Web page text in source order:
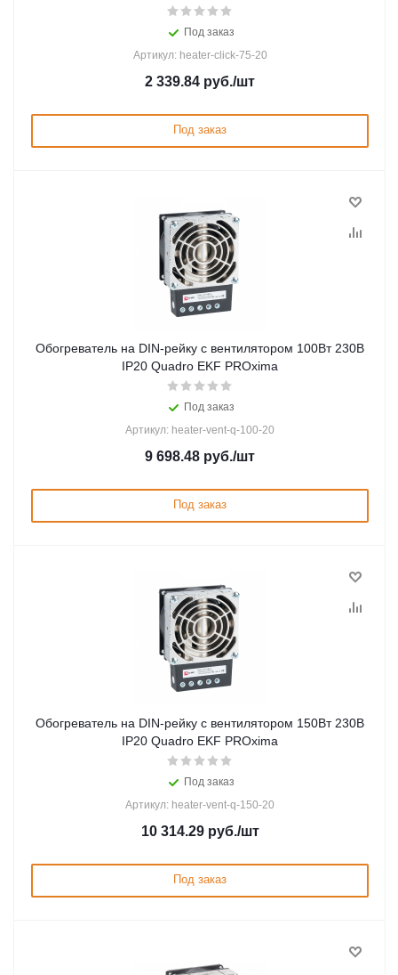
Под заказ
Артикул: heater-click-75-20
2 339.84 руб./шт
Под заказ
Обогреватель на DIN-рейку с вентилятором 100Вт 230В
IP20 Quadro EKF PROxima
Под заказ
Артикул: heater-vent-q-100-20
9 698.48 руб./шт
Под заказ
Обогреватель на DIN-рейку с вентилятором 150Вт 230В
IP20 Quadro EKF PROxima
Под заказ
Артикул: heater-vent-q-150-20
10 314.29руб./шт
Под заказ